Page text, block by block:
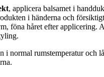
, applicera balsamet i
i händerna och
föna håret efter applicering.
i normal rumstemperatur och